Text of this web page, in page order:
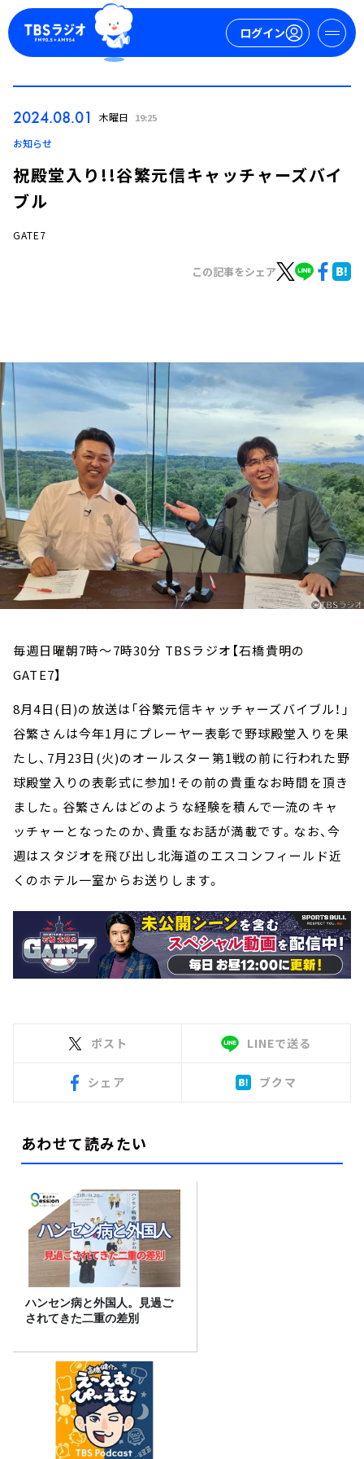
ログイン
お知らせ
イベント・グッズ
YouTube
会社情報
2024.08.01 木曜日 19:25
お知らせ
祝殿堂入り!!谷繁元信キャッチャーズバイ
ブル
GATE7
この記事をシェア
毎週日曜朝7時～7時30分 TBSラジオ【石橋貴明の
GATE7】
8月4日(日)の放送は「谷繁元信キャッチャーズバイブル！」
谷繁さんは今年1月にプレーヤー表彰で野球殿堂入りを果
たし、7月23日(火)のオールスター第1戦の前に行われた野
球殿堂入りの表彰式に参加！その前の貴重なお時間を頂き
ました。谷繁さんはどのような経験を積んで一流のキャ
ッチャーとなったのか、貴重なお話が満載です。なお、今
週はスタジオを飛び出し北海道のエスコンフィールド近
くのホテル一室からお送りします。
ポスト LINEで送る
シェア ブクマ
あわせて読みたい
ハンセン病と外国人。見過ご
されてきた二重の差別